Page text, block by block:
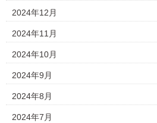
2024年12月
2024年11月
2024年10月
2024年9月
2024年8月
2024年7月